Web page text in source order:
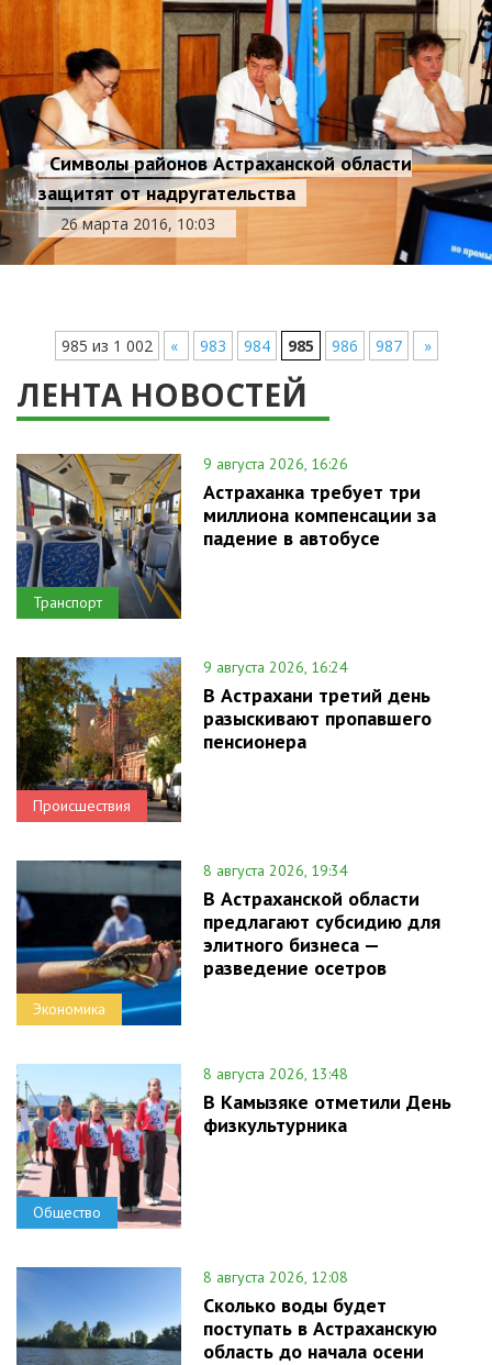
Символы районов Астраханской области
защитят от надругательства
26 марта 2016, 10:03
985 из 1 002 « 983 984 985 986 987 »
ЛЕНТА НОВОСТЕЙ
Транспорт
9 августа 2026, 16:26
Астраханка требует три
миллиона компенсации за
падение в автобусе
Происшествия
9 августа 2026, 16:24
В Астрахани третий день
разыскивают пропавшего
пенсионера
Экономика
8 августа 2026, 19:34
В Астраханской области
предлагают субсидию для
элитного бизнеса —
разведение осетров
Общество
8 августа 2026, 13:48
В Камызяке отметили День
физкультурника
8 августа 2026, 12:08
Сколько воды будет
поступать в Астраханскую
область до начала осени